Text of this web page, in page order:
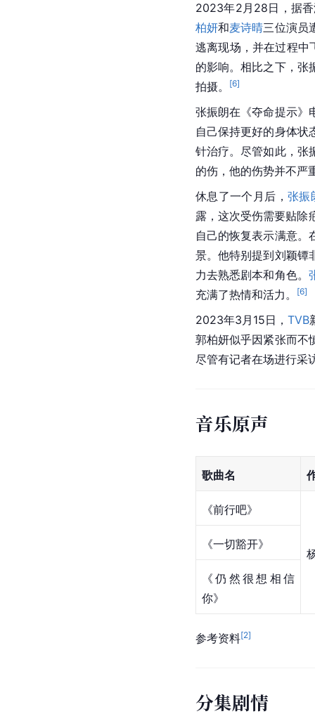
2023年2月28日，据
柏妍和麦诗晴三位演员
逃离现场，并在过程中
的影响。相比之下，张
拍摄。
[6]
张振朗在《夺命提示》
自己保持更好的身体状
针治疗。尽管如此， 张
的伤，他的伤势并不严
休息了一个月后， 张振
露，这次受伤需要贴除
自己的恢复表示满意。
景。他特别提到刘颖镡
力去熟悉剧本和角色。
充满了热情和活力。
[6]
2023年3月15日，TVB
郭柏妍似乎因紧张而不
尽管有记者在场进行采
音乐原声
歌曲名
《前行吧》
《一切豁开》
《仍然很想相信
你》
参考资料[2]
分集剧情